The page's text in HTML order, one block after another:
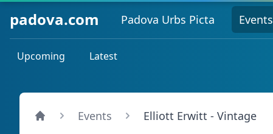
padova.com Padova Urbs Picta Events
Upcoming Latest
Events Elliott Erwitt - Vintage